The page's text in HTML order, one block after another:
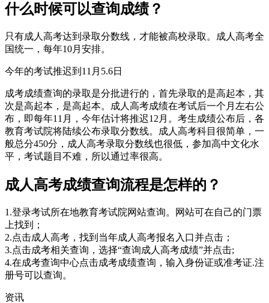
什么时候可以查询成绩？
只有成人高考达到录取分数线，才能被高校录取。成人高考全
国统一，每年10月安排。
今年的考试推迟到11月5.6日
成考成绩查询的录取是分批进行的，首先录取的是高起本，其
次是高起本，是高起本。成人高考成绩在考试后一个月左右公
布，即每年11月，今年估计将推迟12月。考生成绩公布后，各
教育考试院将陆续公布录取分数线。成人高考科目很简单，一
般总分450分，成人高考录取分数线也很低，参加高中文化水
平，考试题目不难，所以通过率很高。
成人高考成绩查询流程是怎样的？
1.登录考试所在地教育考试院网站查询。网站可在自己的门票
上找到；
2.点击成人高考，找到当年成人高考报名入口并点击；
3.点击成考相关查询，选择“查询成人高考成绩”并点击;
4.在成考查询中心点击成考成绩查询，输入身份证或准考证.注
册号可以查询。
资讯